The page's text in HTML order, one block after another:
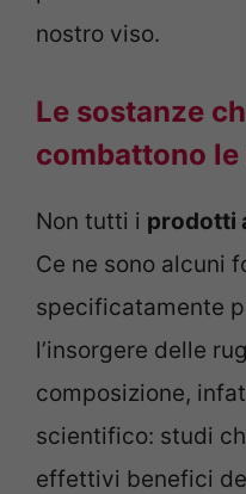
nostro viso.
Le sostanze
combattono le
Non tutti i prodotti
Ce ne sono alcuni
specificatamente
l’insorgere delle
composizione,
scientifico: studi
effettivi benefici